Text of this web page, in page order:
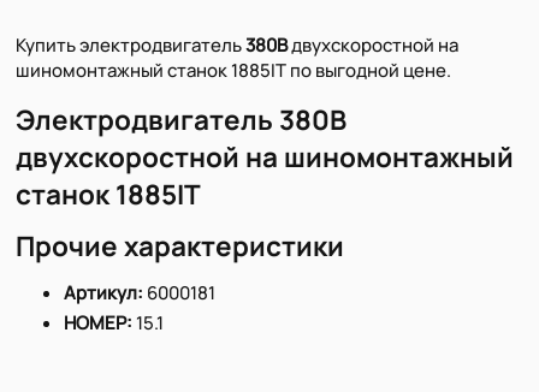
Купить электродвигатель380Вдвухскоростной на
шиномонтажный станок 1885IT по выгодной цене.
Электродвигатель 380В
двухскоростной на шиномонтажный
станок 1885IT
Прочие характеристики
Артикул: 6000181
НОМЕР: 15.1